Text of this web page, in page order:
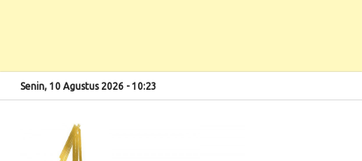
Senin, 10 Agustus 2026 - 10:23